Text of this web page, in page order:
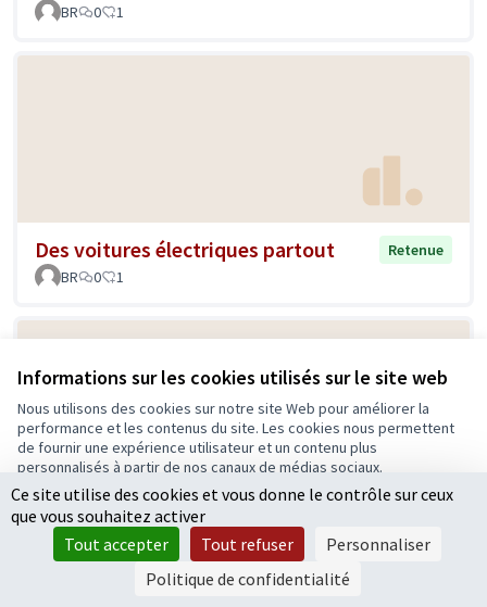
Informations sur les cookies utilisés sur le site web
Nous utilisons des cookies sur notre site Web pour améliorer la
performance et les contenus du site. Les cookies nous permettent
de fournir une expérience utilisateur et un contenu plus
personnalisés à partir de nos canaux de médias sociaux.
Tout accepter
Accepter seulement les cookies essentiels
Paramètres
BR
0 1
Des voitures électriques partout
Retenue
BR
0 1
Multiplier les pédibus
BR
0 3
Ce site utilise des cookies et vous donne le contrôle sur ceux
que vous souhaitez activer
Tout accepter
Tout refuser
Personnaliser
Politique de confidentialité